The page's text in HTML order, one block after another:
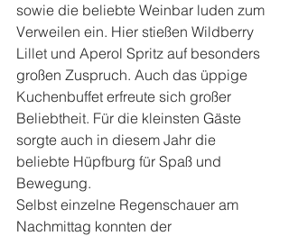
sowie die beliebte Weinbar luden zum
Verweilen ein. Hier stießen Wildberry
Lillet und Aperol Spritz auf besonders
großen Zuspruch. Auch das üppige
Kuchenbuffet erfreute sich großer
Beliebtheit. Für die kleinsten Gäste
sorgte auch in diesem Jahr die
beliebte Hüpfburg für Spaß und
Bewegung.
Selbst einzelne Regenschauer am
Nachmittag konnten der